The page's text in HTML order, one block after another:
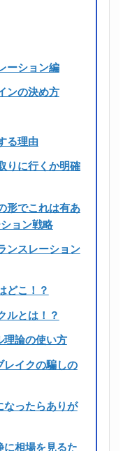
ーション編
ンの決め方
る理由
りに行くか明確
形でこれは有あ
ョン戦略
ンスレーション
どこ！？
ルとは！？
論の使い方
イクの騙しの
ったらありが
相場を見るた